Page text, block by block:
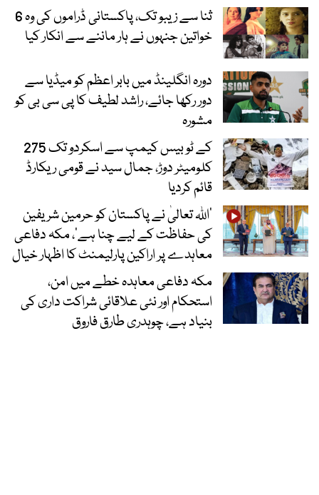
ثنا سے زیبو تک، پاکستانی ڈراموں کی وہ 6
خواتین جنہوں نے ہار ماننے سے انکار کیا
دورہ انگلینڈ میں بابر اعظم کو میڈیا سے
دور رکھا جائے، راشد لطیف کا پی سی بی کو
مشورہ
کے ٹو بیس کیمپ سے اسکردو تک 275
کلومیٹر دوڑ، جمال سید نے قومی ریکارڈ
قائم کردیا
’اللہ تعالیٰ نے پاکستان کو حرمین شریفین
کی حفاظت کے لیے چنا ہے‘، مکہ دفاعی
معاہدے پر اراکین پارلیمنٹ کا اظہار خیال
مکہ دفاعی معاہدہ خطے میں امن،
استحکام اور نئی علاقائی شراکت داری کی
بنیاد ہے، چوہدری طارق فاروق